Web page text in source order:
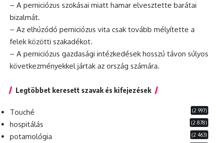
– A perniciózus szokásai miatt hamar elvesztette barátai
bizalmát.
– Az elhúzódó perniciózus vita csak tovább mélyítette a
felek közötti szakadékot.
– A perniciózus gazdasági intézkedések hosszú távon súlyos
következményekkel jártak az ország számára.
Legtöbbet keresett szavak és kifejezések
Touché (2 997)
hospitálás (2 878)
potamológia (2 463)